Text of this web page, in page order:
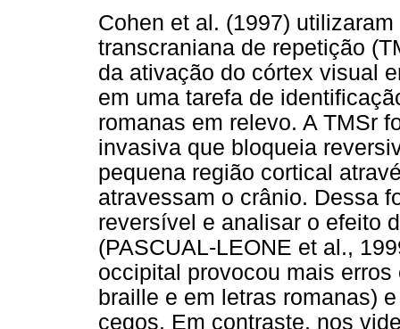
Cohen et al. (1997)
transcraniana de repetição
da ativação do córtex visual
em uma tarefa de
romanas em relevo. A TMSr
invasiva que bloqueia
pequena região cortical
atravessam o crânio. Dessa
reversível e analisar o efeito
(PASCUAL-LEONE et al.,
occipital provocou mais
braille e em letras romanas)
cegos. Em contraste, nos